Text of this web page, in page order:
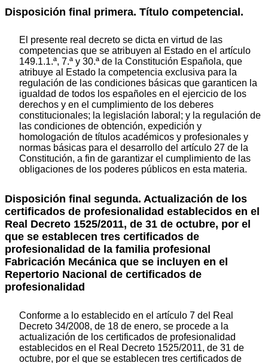
Disposición final primera. Título competencial.
El presente real decreto se dicta en virtud de las
competencias que se atribuyen al Estado en el artículo
149.1.1.ª, 7.ª y 30.ª de la Constitución Española, que
atribuye al Estado la competencia exclusiva para la
regulación de las condiciones básicas que garanticen la
igualdad de todos los españoles en el ejercicio de los
derechos y en el cumplimiento de los deberes
constitucionales; la legislación laboral; y la regulación de
las condiciones de obtención, expedición y
homologación de títulos académicos y profesionales y
normas básicas para el desarrollo del artículo 27 de la
Constitución, a fin de garantizar el cumplimiento de las
obligaciones de los poderes públicos en esta materia.
Disposición final segunda. Actualización de los
certificados de profesionalidad establecidos en el
Real Decreto 1525/2011, de 31 de octubre, por el
que se establecen tres certificados de
profesionalidad de la familia profesional
Fabricación Mecánica que se incluyen en el
Repertorio Nacional de certificados de
profesionalidad
Conforme a lo establecido en el artículo 7 del Real
Decreto 34/2008, de 18 de enero, se procede a la
actualización de los certificados de profesionalidad
establecidos en el Real Decreto 1525/2011, de 31 de
octubre, por el que se establecen tres certificados de